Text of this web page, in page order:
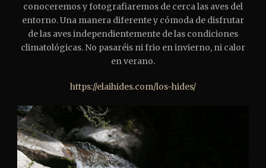
conoceremos y fotografiaremos de cerca las aves del
entorno. Una manera diferente y cómoda de disfrutar
de las aves independientemente de las condiciones
climatológicas. No pasaréis ni frio en invierno, ni calor
en verano.
https://elaihides.com/los-hides/